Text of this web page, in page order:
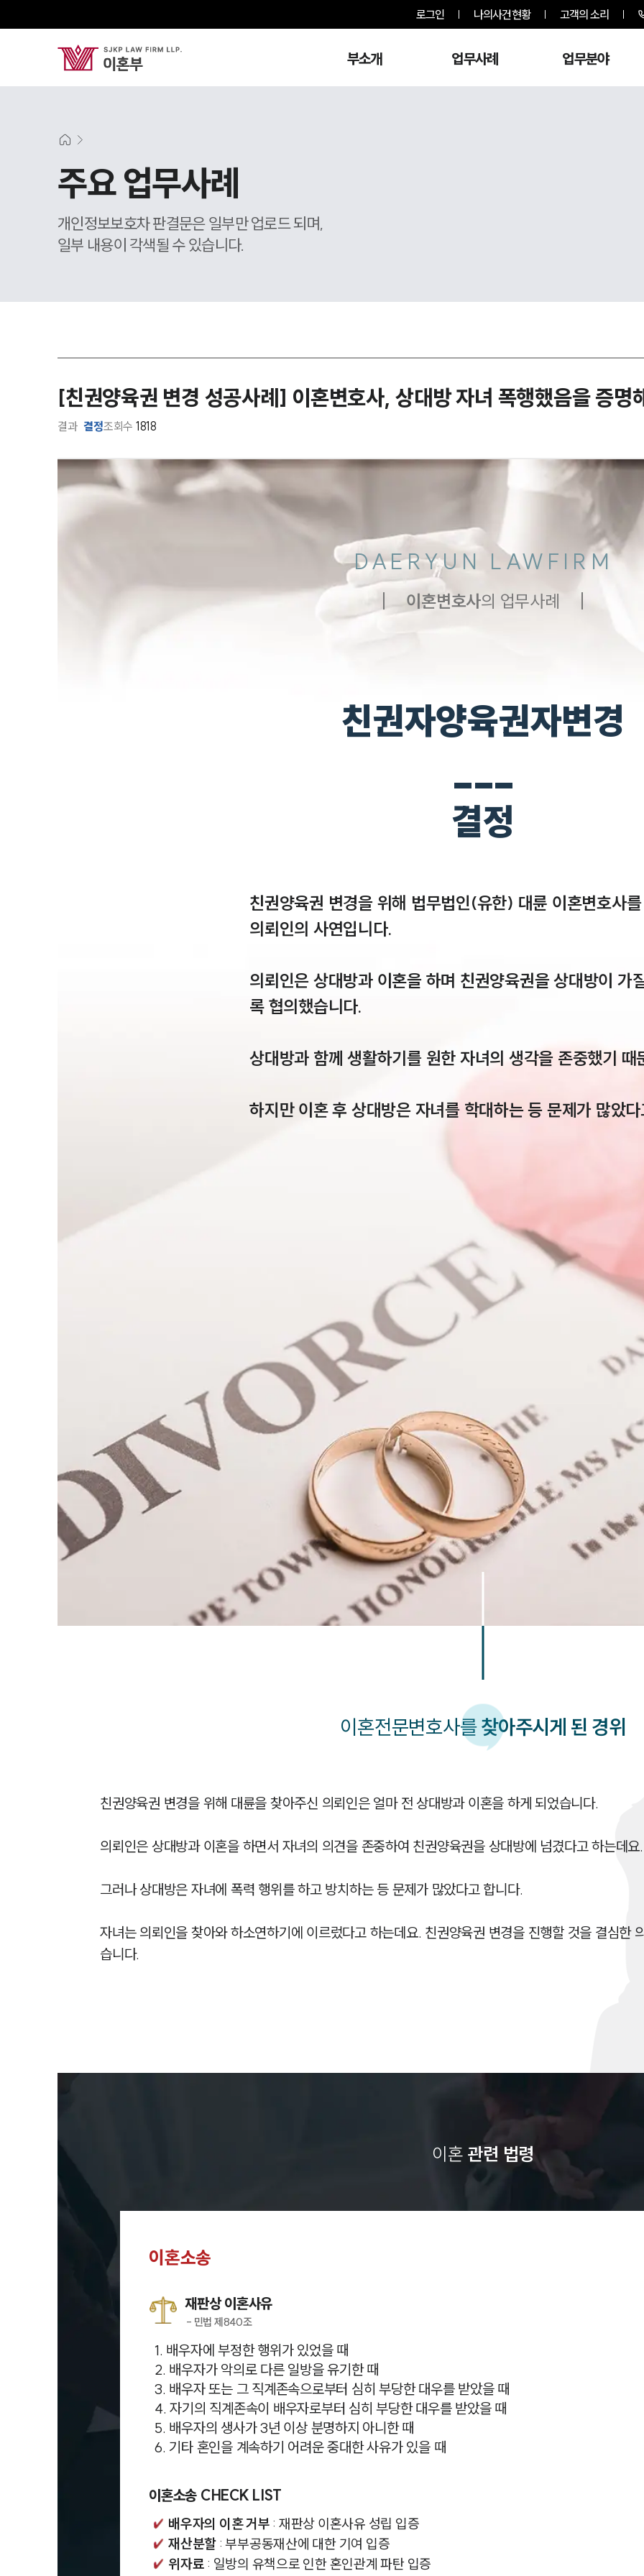
로그인 나의사건현황 고객의 소리
부소개 업무사례 업무분야
주요 업무사례
개인정보보호차 판결문은 일부만 업로드 되며,
일부 내용이 각색될 수 있습니다.
[친권양육권 변경 성공사례] 이혼변호사, 상대방 자녀 폭행했음을 증명
결과 결정조회수 1818
DAERYUN LAWFIRM
이혼변호사의 업무사례
친권자양육권자변경
___
결정
친권양육권 변경을 위해 법무법인(유한) 대륜 이혼변호사
의뢰인의 사연입니다.
의뢰인은 상대방과 이혼을 하며 친권양육권을 상대방이 가
록 협의했습니다.
상대방과 함께 생활하기를 원한 자녀의 생각을 존중했기 때
하지만 이혼 후 상대방은 자녀를 학대하는 등 문제가 많았
이혼전문변호사를찾아주시게 된 경위
친권양육권 변경을 위해 대륜을 찾아주신 의뢰인은 얼마 전 상대방과 이혼을 하게 되었습니다.
의뢰인은 상대방과 이혼을 하면서 자녀의 의견을 존중하여 친권양육권을 상대방에 넘겼다고 하는데요.
그러나 상대방은 자녀에 폭력 행위를 하고 방치하는 등 문제가 많았다고 합니다.
자녀는 의뢰인을 찾아와 하소연하기에 이르렀다고 하는데요. 친권양육권 변경을 진행할 것을 결심한
습니다.
이혼 관련 법령
이혼소송
재판상 이혼사유
- 민법 제840조
1. 배우자에 부정한 행위가 있었을 때
2. 배우자가 악의로 다른 일방을 유기한 때
3. 배우자 또는 그 직계존속으로부터 심히 부당한 대우를 받았을 때
4. 자기의 직계존속이 배우자로부터 심히 부당한 대우를 받았을 때
5. 배우자의 생사가 3년 이상 분명하지 아니한 때
6. 기타 혼인을 계속하기 어려운 중대한 사유가 있을 때
이혼소송 CHECK LIST
배우자의 이혼 거부 : 재판상 이혼사유 성립 입증
재산분할 : 부부공동재산에 대한 기여 입증
위자료 : 일방의 유책으로 인한 혼인관계 파탄 입증